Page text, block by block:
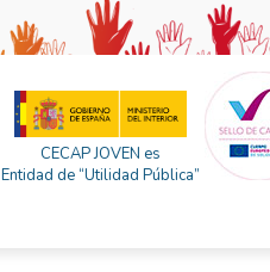
CECAP JOVEN es
Entidad de “Utilidad Pública”